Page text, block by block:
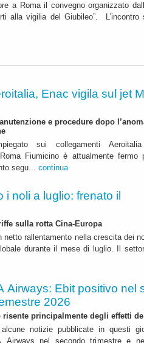
a Roma il convegno organizzato
alla vigilia del Giubileo”. L’incontro
Enac vigila sul jet
e procedure dopo
sui collegamenti
Fiumicino è attualmente fermo
segu... continua
noli a luglio: frenato il
sulla rotta Cina-Europa
rallentamento nella crescita dei
durante il mese di luglio. Il
Airways: Ebit positivo nel
2026
principalmente degli effetti
notizie pubblicate in questi
Airways nel secondo trimestre e